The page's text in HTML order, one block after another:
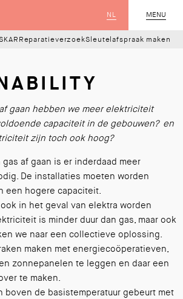
MENU
CLOSE
NL
ReparatieverzoekSleutelafspraak maken
gaan hebben we meer elektriciteit
capaciteit in de gebouwen? en
zijn toch ook hoog?
gas af gaan is er inderdaad meer
De installaties moeten worden
een hogere capaciteit.
in het geval van elektra worden
is minder duur dan gas, maar ook
we naar een collectieve oplossing.
maken met energiecoöperatieven,
zonnepanelen te leggen en daar een
te maken.
boven de basistemperatuur gebeurt met